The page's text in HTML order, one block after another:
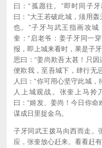
曰：“孤愿往。”即时同子
曰：“大王若破此城，须用
也。”子牙与武王指画攻
奎：“启老爷：姜子牙同一
报，即上城来看时，果是子
思曰：“姜尚欺吾太甚！只
便欺我，至吾城下，肆行无
人曰：“你可用心坚守此城
人上城观战。张奎上马拎
曰：“姬发、姜尚！今日你命
谋成日里捉金乌。
子牙同武王拨马向西而走。
应，张奎放心赶来。看看赶